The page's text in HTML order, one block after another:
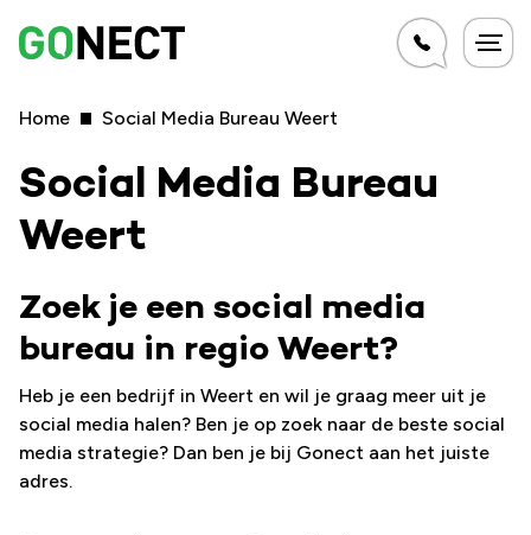
Home Social Media Bureau Weert
Social Media Bureau
Weert
Zoek je een social media
bureau in regio Weert?
Heb je een bedrijf in Weert en wil je graag meer uit je
social media halen? Ben je op zoek naar de beste social
media strategie? Dan ben je bij Gonect aan het juiste
adres.